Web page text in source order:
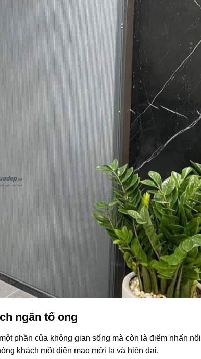
ngăn tổ ong
phần của không gian sống mà còn là điểm nhấn nổi
khách một diện mạo mới lạ và hiện đại.